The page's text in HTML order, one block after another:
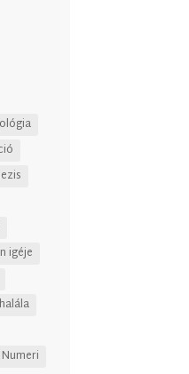
igéje
Numeri